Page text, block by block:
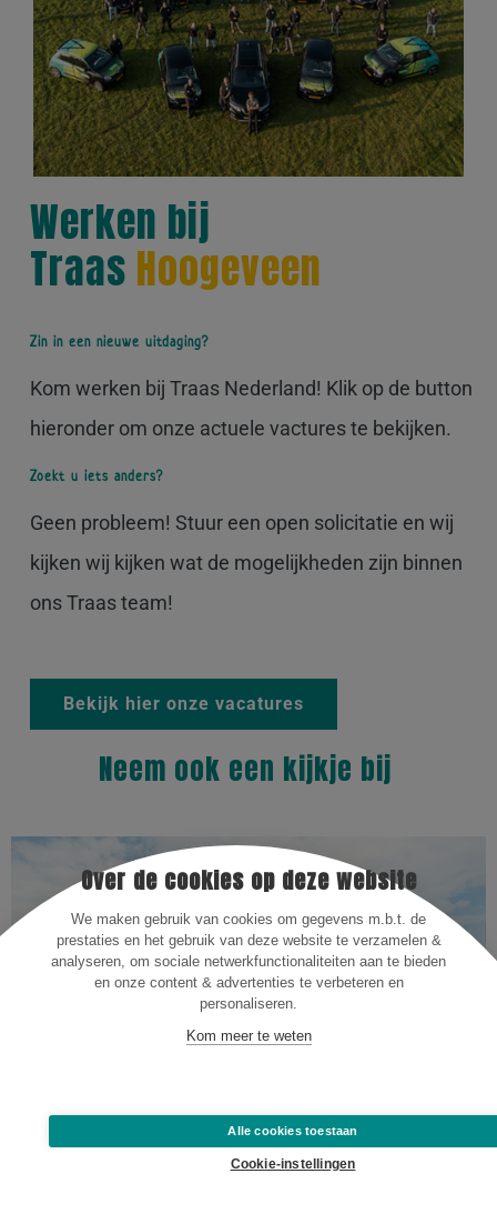
Over de cookies op deze website
We maken gebruik van cookies om gegevens m.b.t. de
prestaties en het gebruik van deze website te verzamelen &
analyseren, om sociale netwerkfunctionaliteiten aan te bieden
en onze content & advertenties te verbeteren en
personaliseren.
Kom meer te weten
Alle cookies toestaan
Cookie-instellingen
Werken bij
Traas Hoogeveen
Zin in een nieuwe uitdaging?
Kom werken bij Traas Nederland! Klik op de button
hieronder om onze actuele vactures te bekijken.
Zoekt u iets anders?
Geen probleem! Stuur een open solicitatie en wij
kijken wij kijken wat de mogelijkheden zijn binnen
ons Traas team!
Bekijk hier onze vacatures
Neem ook een kijkje bij